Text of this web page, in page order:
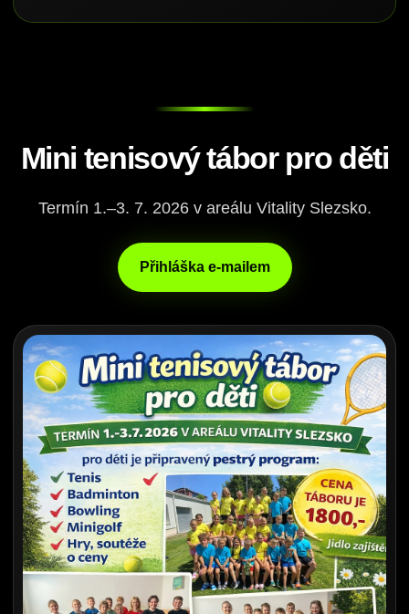
Mini tenisový tábor pro děti
Termín 1.–3. 7. 2026 v areálu Vitality Slezsko.
Přihláška e-mailem